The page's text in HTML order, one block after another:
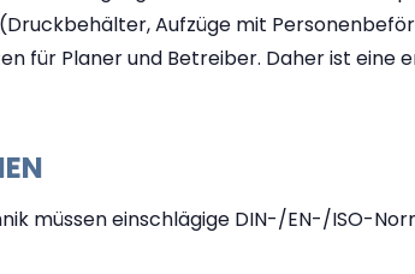
Aufzüge mit
für Planer und Betreiber. Daher ist
müssen einschlägige DIN-/EN-/ISO-